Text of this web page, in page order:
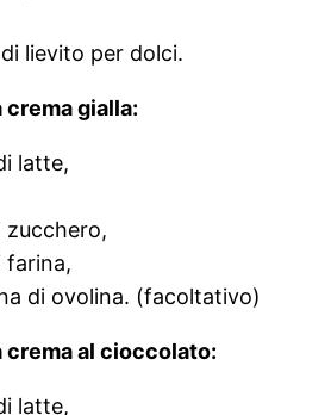
lievito per dolci.
gialla:
latte,
zucchero,
farina,
di ovolina. (facoltativo)
crema al cioccolato:
latte,